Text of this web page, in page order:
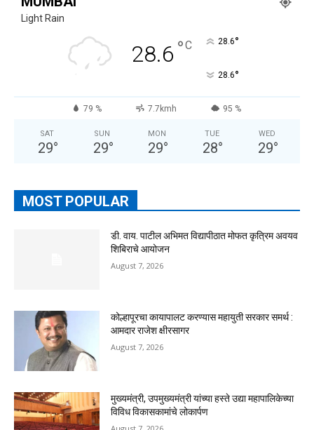
Light Rain
28.6 °C 28.6°
28.6°
79 % 7.7kmh 95 %
SAT
29°
SUN
29°
MON
29°
TUE
28°
WED
29°
MOST POPULAR
डी. वाय. पाटील अभिमत विद्यापीठात मोफत कृत्रिम अवयव
शिबिराचे आयोजन
August 7, 2026
कोल्हापूरचा कायापालट करण्यास महायुती सरकार समर्थ :
आमदार राजेश क्षीरसागर
August 7, 2026
मुख्यमंत्री, उपमुख्यमंत्री यांच्या हस्ते उद्या महापालिकेच्या
विविध विकासकामांचे लोकार्पण